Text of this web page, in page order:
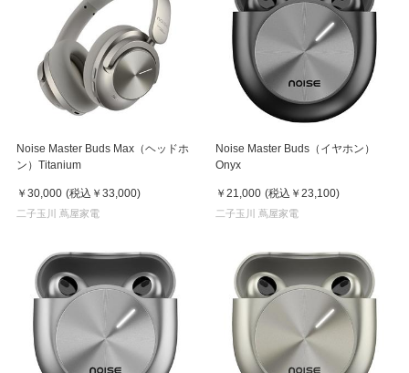
Noise Master Buds Max（ヘッドホ
ン）Titanium
￥30,000 (税込 ￥33,000)
二子玉川 蔦屋家電
Noise Master Buds（イヤホン）
Onyx
￥21,000 (税込 ￥23,100)
二子玉川 蔦屋家電